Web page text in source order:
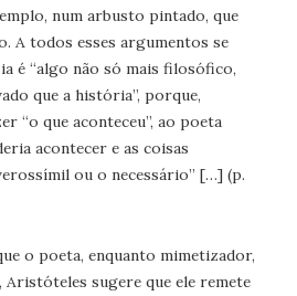
num arbusto pintado, que
A todos esses argumentos se
é “algo não só mais filosófico,
que a história”, porque,
“o que aconteceu”, ao poeta
acontecer e as coisas
ou o necessário” […] (p.
o poeta, enquanto mimetizador,
Aristóteles sugere que ele remete